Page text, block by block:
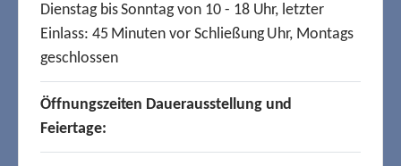
Dienstag bis Sonntag von 10 - 18 Uhr, letzter
Einlass: 45 Minuten vor Schließung Uhr, Montags
geschlossen
Öffnungszeiten Dauerausstellung und
Feiertage: